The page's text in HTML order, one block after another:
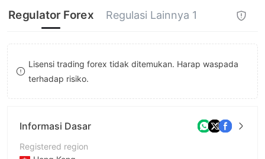
8
9
Regulator Forex Regulasi Lainnya 1
Lisensi trading forex tidak ditemukan. Harap waspada
terhadap risiko.
Informasi Dasar
Registered region